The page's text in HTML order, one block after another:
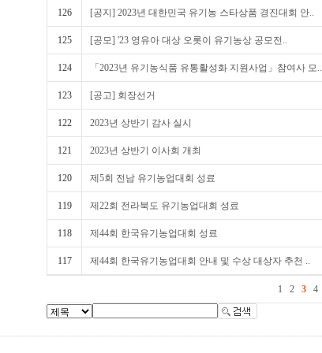
126 [공지] 2023년 대한민국 유기농 스타상품 경진대회 안..
125 [공모] '23 영유아 대상 오롯이 유기농상 공모전..
124 「2023년 유기농식품 유통활성화 지원사업」참여사 모..
123 [공고] 회장선거
122 2023년 상반기 감사 실시
121 2023년 상반기 이사회 개최
120 제5회 전남 유기농업대회 성료
119 제22회 전라북도 유기농업대회 성료
118 제44회 한국유기농업대회 성료
117 제44회 한국유기농업대회 안내 및 수상 대상자 추천 ..
1 2 3 4